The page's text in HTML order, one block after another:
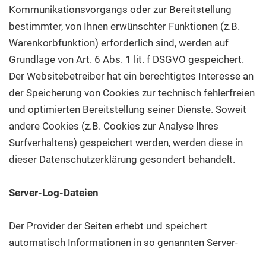
Kommunikationsvorgangs oder zur Bereitstellung
bestimmter, von Ihnen erwünschter Funktionen (z.B.
Warenkorbfunktion) erforderlich sind, werden auf
Grundlage von Art. 6 Abs. 1 lit. f DSGVO gespeichert.
Der Websitebetreiber hat ein berechtigtes Interesse an
der Speicherung von Cookies zur technisch fehlerfreien
und optimierten Bereitstellung seiner Dienste. Soweit
andere Cookies (z.B. Cookies zur Analyse Ihres
Surfverhaltens) gespeichert werden, werden diese in
dieser Datenschutzerklärung gesondert behandelt.
Server-Log-Dateien
Der Provider der Seiten erhebt und speichert
automatisch Informationen in so genannten Server-